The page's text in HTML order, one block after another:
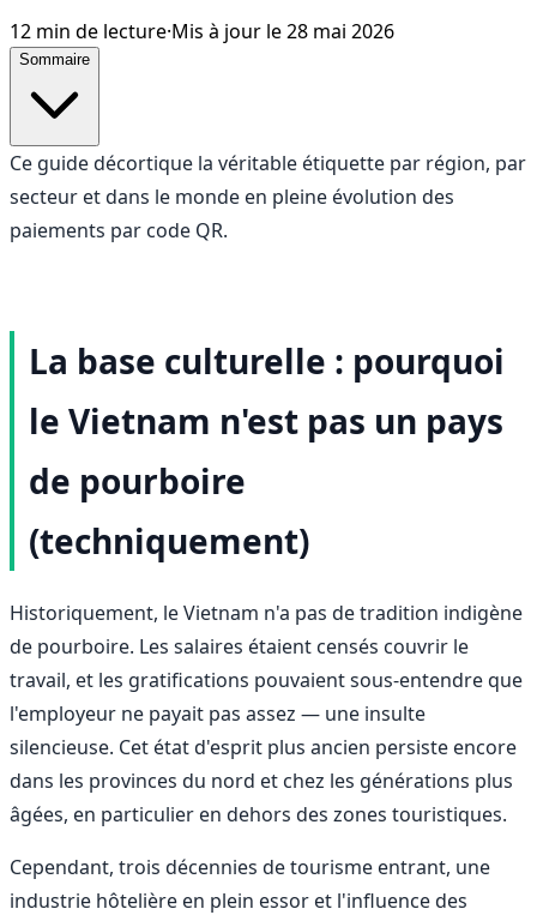
12 min de lecture·Mis à jour le28 mai 2026
Sommaire
Ce guide décortique la véritable étiquette par région, par
secteur et dans le monde en pleine évolution des
paiements par code QR.
La base culturelle : pourquoi
le Vietnam n'est pas un pays
de pourboire
(techniquement)
Historiquement, le Vietnam n'a pas de tradition indigène
de pourboire. Les salaires étaient censés couvrir le
travail, et les gratifications pouvaient sous-entendre que
l'employeur ne payait pas assez — une insulte
silencieuse. Cet état d'esprit plus ancien persiste encore
dans les provinces du nord et chez les générations plus
âgées, en particulier en dehors des zones touristiques.
Cependant, trois décennies de tourisme entrant, une
industrie hôtelière en plein essor et l'influence des